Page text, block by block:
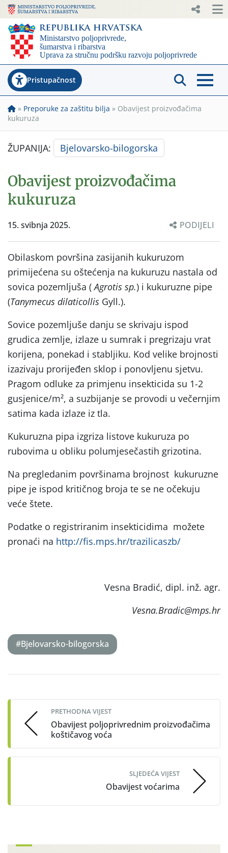
Pristupačnost
» Preporuke za zaštitu bilja » Obavijest proizvođačima
kukuruza
ŽUPANIJA: Bjelovarsko-bilogorska
Obavijest proizvođačima
kukuruza
15. svibnja 2025. PODIJELI
Obilaskom površina zasijanih kukuruzom
primijećena su oštećenja na kukuruzu nastala od
sovica pozemljuša (Agrotis sp.) i kukuruzne pipe
(Tanymecus dilaticollis Gyll.).
Sovice pozemljuše danju se skrivaju ispod
grudica zemlje, izlaze u sumrak i pregrizaju vrat
korijena, ponekad i stabljiku. Kod velike brojnosti
izazivaju prorijeđen sklop i ponovljenu sjetvu.
Pragom odluke za primjenu insekticida su 1-2
gusjenice/m², a suzbijanje se provodi u večernjim
satima kada izlaze iz tla.
Kukuruzna pipa izgriza listove kukuruza po
rubovima u obliku polumjesečastih grizotina.
Na pregledanim površinama brojnost kukuruzne
pipe je ispod kritičnog broja te se ne očekuju
veće štete.
Podatke o registriranim insekticidima možete
pronaći na http://fis.mps.hr/trazilicaszb/
Vesna Bradić, dipl. inž. agr.
Vesna.Bradic@mps.hr
#Bjelovarsko-bilogorska
navigation
PRETHODNA VIJEST
Obavijest poljoprivrednim proizvođačima
koštičavog voća
SLJEDEĆA VIJEST
Obavijest voćarima